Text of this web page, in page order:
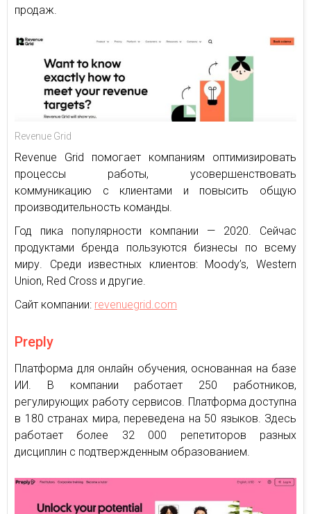
продаж.
Revenue Grid
Revenue Grid помогает компаниям оптимизировать
процессы работы, усовершенствовать
коммуникацию с клиентами и повысить общую
производительность команды.
Год пика популярности компании — 2020. Сейчас
продуктами бренда пользуются бизнесы по всему
миру. Среди известных клиентов: Moody’s, Western
Union, Red Cross и другие.
Сайт компании: revenuegrid.com
Preply
Платформа для онлайн обучения, основанная на базе
ИИ. В компании работает 250 работников,
регулирующих работу сервисов. Платформа доступна
в 180 странах мира, переведена на 50 языков. Здесь
работает более 32 000 репетиторов разных
дисциплин с подтвержденным образованием.